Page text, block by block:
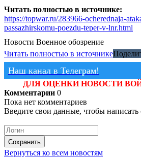
Читать полностью в источнике:
https://topwar.ru/283966-ocherednaja-
passazhirskomu-poezdu-teper-v-lnr.html
Новости Военное обозрение
Читать полностью в источнике
Наш канал в Телеграм!
ДЛЯ ОЦЕНКИ НОВОСТИ
Комментарии 0
Пока нет комментариев
Введите свои данные, чтобы
Сохранить
Вернуться ко всем новостям